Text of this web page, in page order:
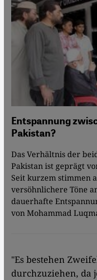
Entspannung
Pakistan?
Das Verhältnis der
Pakistan ist geprägt
Seit kurzem stimmen
versöhnlichere Töne
dauerhafte
von Mohammad
"Es bestehen
durchzuziehen, da